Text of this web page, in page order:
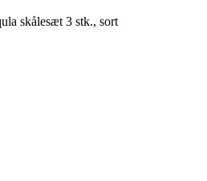
skålesæt 3 stk., sort